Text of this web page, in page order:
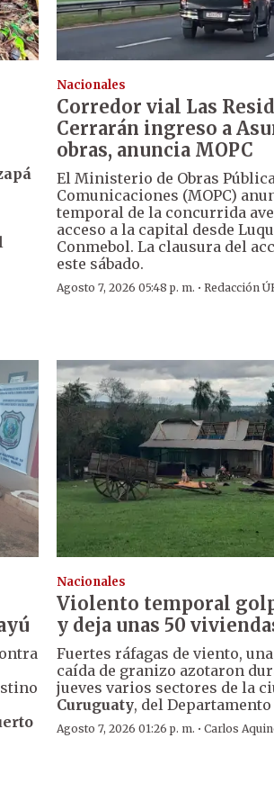
Nacionales
Corredor vial Las
Cerrarán ingreso a
obras, anuncia MOPC
El Ministerio de Obras
Comunicaciones (MOPC)
temporal de la concurrida
acceso a la capital desde
Conmebol. La clausura del
este sábado.
Agosto 7, 2026 05:48 p. m. ·Redacción
Nacionales
Violento temporal
y deja unas 50
Fuertes ráfagas de viento,
caída de granizo azotaron
jueves varios sectores de la
Curuguaty, del Departamento
Agosto 7, 2026 01:26 p. m. ·Carlos